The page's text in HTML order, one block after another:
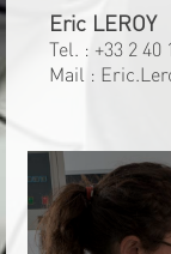
Eric LEROY
Tel. : +33 2 40
Mail :